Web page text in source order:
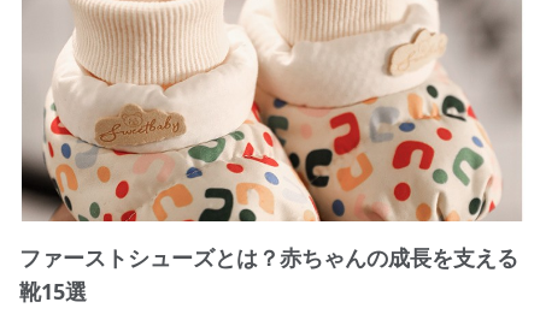
ファーストシューズとは？赤ちゃんの成長を支える
靴15選